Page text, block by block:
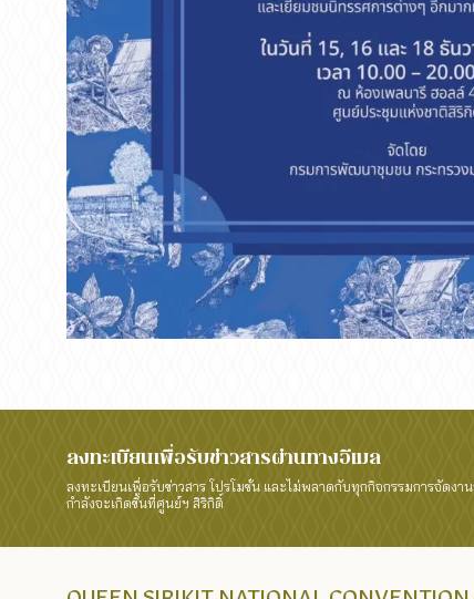
ลงทะเบียนเพื่อรับข่าวสารผ่านทางอีเมล
ลงทะเบียนเพื่อรับข่าวสาร โปรโมชั่น และไม่พลาดกับทุกกิจกรรมการจัดงา
กำลังจะเกิดขึ้นที่ศูนย์ฯ สิริกิติ์